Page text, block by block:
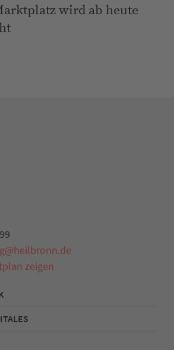
wird ab heute
zeigen